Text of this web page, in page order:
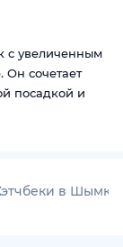
с увеличенным
Он сочетает
посадкой и
в